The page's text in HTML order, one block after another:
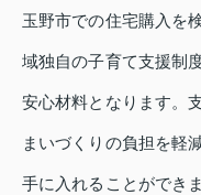
玉野市での住宅購入を
域独自の子育て支援制
安心材料となります。
まいづくりの負担を軽
手に入れることができ